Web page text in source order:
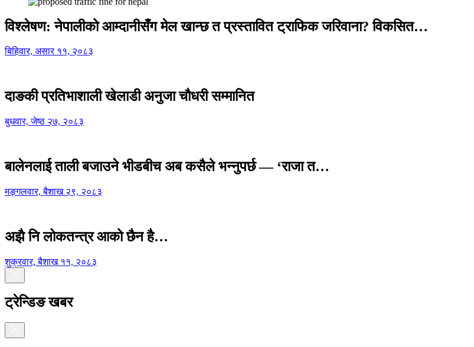
विश्लेषण: नेपालीको आम्दानीसँग मेल खान्छ त प्रस्तावित ट्राफिक जरिवाना? विकसित…
बिहिवार, असार ११, २०८३
दाङकी प्रतिभाशाली खेलाडी अनुजा चौधरी सम्मानित
बुधवार, जेष्ठ २७, २०८३
बालेनलाई ताली बजाउने भीडबीच अब कसैले भन्नुपर्छ — ‘राजा त…
मङ्गलवार, बैशाख २९, २०८३
अझै नि लोकतन्त्र आको छैन है…
शुक्रवार, बैशाख ११, २०८३
ट्रेन्डिङ खबर